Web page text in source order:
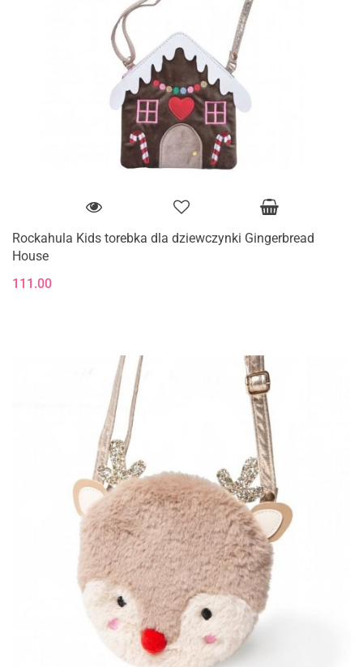
Rockahula Kids torebka dla dziewczynki Gingerbread
House
111.00